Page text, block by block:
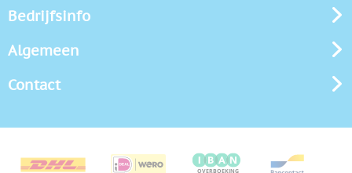
Bedrijfsinfo
Algemeen
Contact